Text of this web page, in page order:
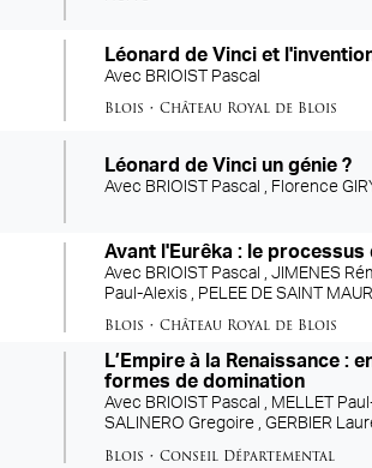
Léonard de Vinci et
Avec BRIOIST Pascal
Blois •Château Royal de Blois
Léonard de Vinci un génie ?
Avec BRIOIST Pascal , Florence
Avant l'Eurêka : le
Avec BRIOIST Pascal ,JIMENES
Paul-Alexis , PELEE DE SAINT
Blois •Château Royal de Blois
L’Empire à la Renaissance :
formes de domination
Avec BRIOIST Pascal , MELLET
SALINERO Gregoire ,GERBIER
Blois •Conseil Départemental